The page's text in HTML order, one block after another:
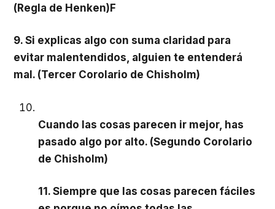
(Regla de Henken)F
9. Si explicas algo con suma claridad para
evitar malentendidos, alguien te entenderá
mal. (Tercer Corolario de Chisholm)
Cuando las cosas parecen ir mejor, has
pasado algo por alto. (Segundo Corolario
de Chisholm)
11. Siempre que las cosas parecen fáciles